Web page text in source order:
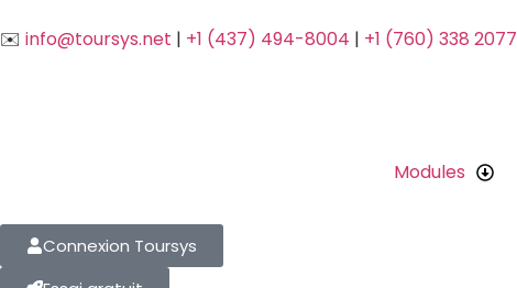
✉️ info@toursys.net | +1 (437) 494-8004 | +1 (760) 338 2077
Modules
Connexion Toursys